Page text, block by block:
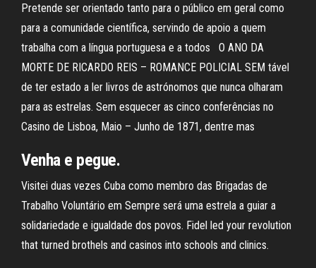
Pretende ser orientado tanto para o público em geral como
para a comunidade científica, servindo de apoio a quem
trabalha com a língua portuguesa e a todos O ANO DA
MORTE DE RICARDO REIS – ROMANCE POLICIAL SEM tável
de ter estado a ler livros de astrónomos que nunca olharam
para as estrelas. Sem esquecer as cinco conferências no
Casino de Lisboa, Maio – Junho de 1871, dentre mas
Venha e pegue.
Visitei duas vezes Cuba como membro das Brigadas de
Trabalho Voluntário em Sempre será uma estrela a guiar a
solidariedade e igualdade dos povos. Fidel led your revolution
that turned brothels and casinos into schools and clinics.